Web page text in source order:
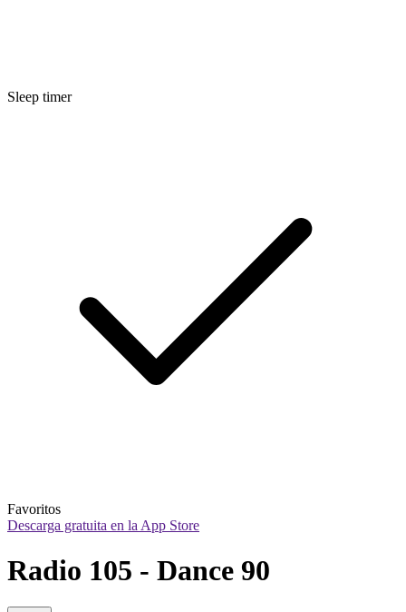
Sleep timer
Favoritos
Descarga gratuita en la App Store
Radio 105 - Dance 90